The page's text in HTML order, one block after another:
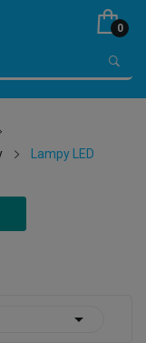
0
Lampy LED
